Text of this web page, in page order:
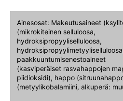
Ainesosat: Makeutusaineet
(mikrokiteinen selluloosa,
hydroksipropyyliselluloosa,
paakkuuntumisenestoaineet
(kasviperäiset rasvahappojen
piidioksidi), happo
(metyylikobalamiini, alkuperä: